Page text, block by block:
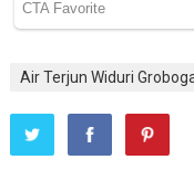
Air Terjun Widuri